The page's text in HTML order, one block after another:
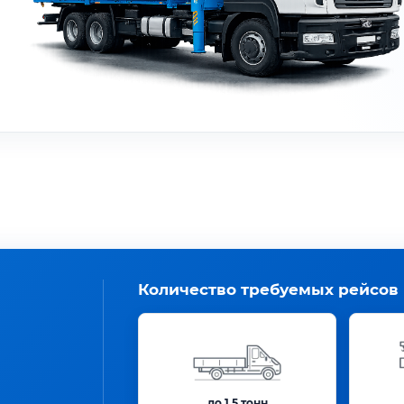
Количество требуемых